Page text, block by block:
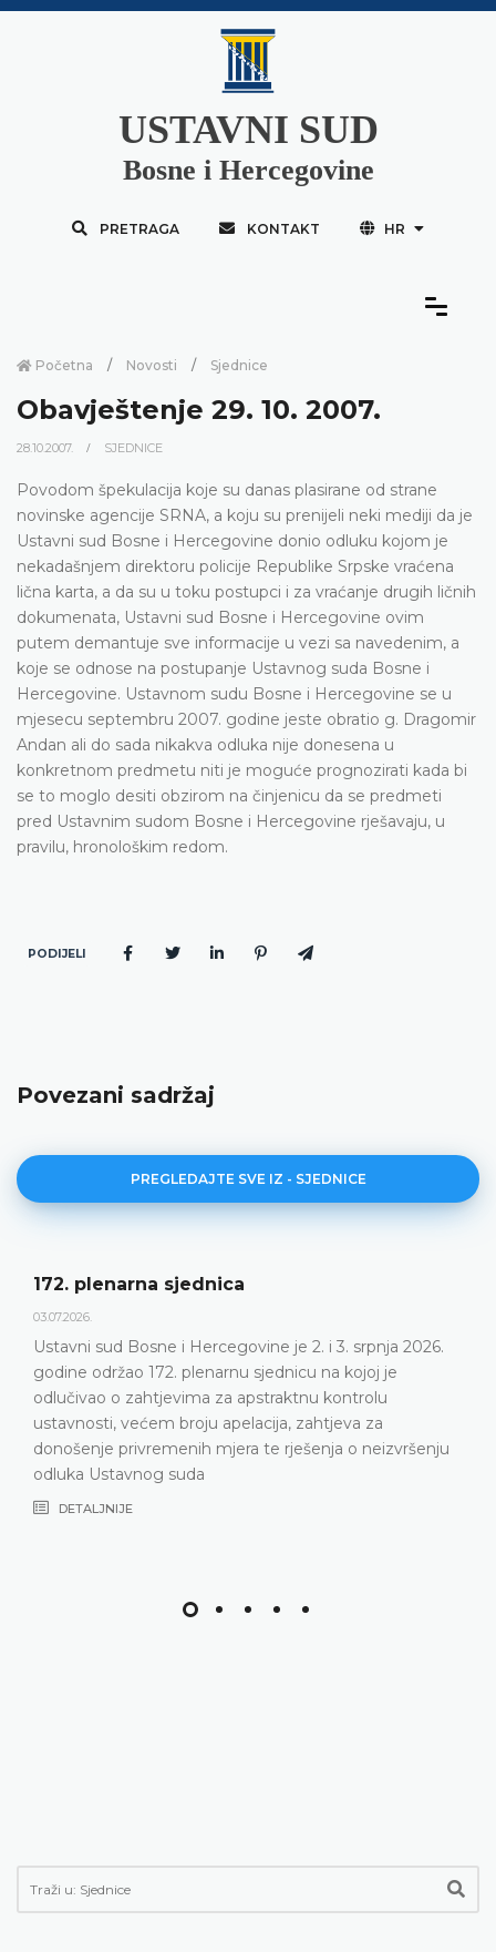
USTAVNI SUD
Bosne i Hercegovine
PRETRAGA KONTAKT HR
Početna Novosti Sjednice
Obavještenje 29. 10. 2007.
28.10.2007. SJEDNICE
Povodom špekulacija koje su danas plasirane od strane
novinske agencije SRNA, a koju su prenijeli neki mediji da je
Ustavni sud Bosne i Hercegovine donio odluku kojom je
nekadašnjem direktoru policije Republike Srpske vraćena
lična karta, a da su u toku postupci i za vraćanje drugih ličnih
dokumenata, Ustavni sud Bosne i Hercegovine ovim
putem demantuje sve informacije u vezi sa navedenim, a
koje se odnose na postupanje Ustavnog suda Bosne i
Hercegovine. Ustavnom sudu Bosne i Hercegovine se u
mjesecu septembru 2007. godine jeste obratio g. Dragomir
Andan ali do sada nikakva odluka nije donesena u
konkretnom predmetu niti je moguće prognozirati kada bi
se to moglo desiti obzirom na činjenicu da se predmeti
pred Ustavnim sudom Bosne i Hercegovine rješavaju, u
pravilu, hronološkim redom.
PODIJELI
Povezani sadržaj
PREGLEDAJTE SVE IZ - SJEDNICE
172. plenarna sjednica
03.07.2026.
Ustavni sud Bosne i Hercegovine je 2. i 3. srpnja 2026.
godine održao 172. plenarnu sjednicu na kojoj je
odlučivao o zahtjevima za apstraktnu kontrolu
ustavnosti, većem broju apelacija, zahtjeva za
donošenje privremenih mjera te rješenja o neizvršenju
odluka Ustavnog suda
DETALJNIJE